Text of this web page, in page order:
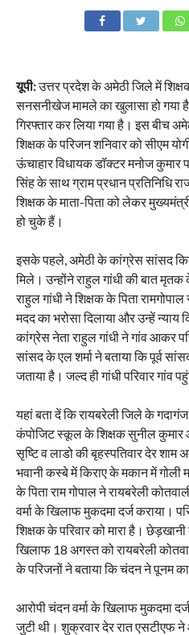
यूपी:उत्तर प्रदेश के अमेठी जिले में
सनसनीखेज मामले का खुलासा हो गया
गिरफ्तार कर लिया गया है। इस बीच
शिक्षक के परिजन शनिवार को सीएम
ऊंचाहार विधायक डॉक्टर मनोज कुमार
सिंह के साथ ग्राम प्रधान प्रतिनिधि
शिक्षक के माता-पिता को लेकर
हो चुके हैं।
इसके पहले, अमेठी के कांग्रेस सांसद
मिले। उन्होंने राहुल गांधी की बात
राहुल गांधी ने शिक्षक के पिता
मदद का भरोसा दिलाया और उन्हें न्याय
कांग्रेस नेता राहुल गांधी ने गांव आकर
सांसद के एल शर्मा ने बताया कि पूर्व
जताया है। जल्द ही गांधी परिवार गांव
यहां बता दें कि रायबरेली जिले के गदागंज
कंपोजिट स्कूल के शिक्षक सुनील कुमार
सृष्टि व लाडो की बृहस्पतिवार देर
भवानी कस्बे में किराए के मकान में गोली
के पिता राम गोपाल ने रायबरेली
वर्मा के खिलाफ मुकदमा दर्ज कराया।
शिक्षक के परिवार को मारा है।
खिलाफ 18 अगस्त को रायबरेली
के परिजनों ने बताया कि चंदन ने पूनम का
आरोपी चंदन वर्मा के खिलाफ मुकदमा
जुटी थी। शुक्रवार देर रात एसटीएफ ने